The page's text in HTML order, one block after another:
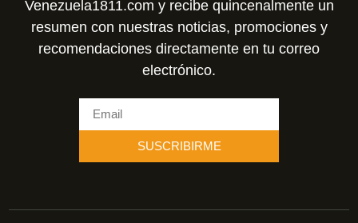
Venezuela1811.com y recibe quincenalmente un
resumen con nuestras noticias, promociones y
recomendaciones directamente en tu correo
electrónico.
SUSCRIBIRME